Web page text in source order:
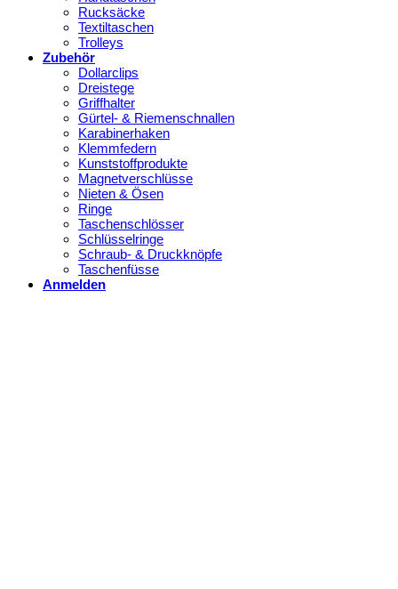
Rucksäcke
Textiltaschen
Trolleys
Zubehör
Dollarclips
Dreistege
Griffhalter
Gürtel- & Riemenschnallen
Karabinerhaken
Klemmfedern
Kunststoffprodukte
Magnetverschlüsse
Nieten & Ösen
Ringe
Taschenschlösser
Schlüsselringe
Schraub- & Druckknöpfe
Taschenfüsse
Anmelden